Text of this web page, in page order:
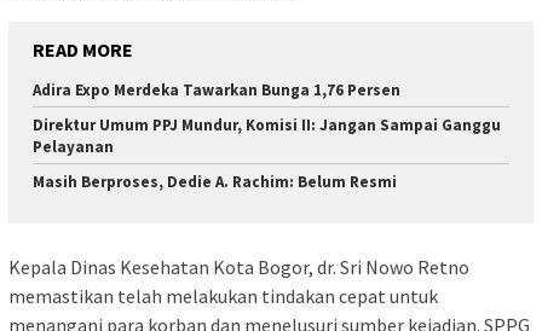
READ MORE
Adira Expo Merdeka Tawarkan Bunga 1,76 Persen
Direktur Umum PPJ Mundur, Komisi II: Jangan Sampai Ganggu
Pelayanan
Masih Berproses, Dedie A. Rachim: Belum Resmi
Kepala Dinas Kesehatan Kota Bogor, dr. Sri Nowo Retno
memastikan telah melakukan tindakan cepat untuk
menangani para korban dan menelusuri sumber kejadian. SPPG